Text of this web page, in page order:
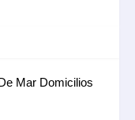
Mar Domicilios